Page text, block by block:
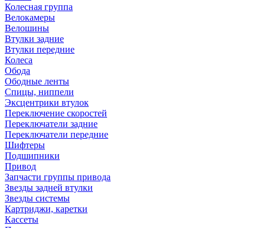
Колесная группа
Велокамеры
Велошины
Втулки задние
Втулки передние
Колеса
Обода
Ободные ленты
Спицы, ниппели
Эксцентрики втулок
Переключение скоростей
Переключатели задние
Переключатели передние
Шифтеры
Подшипники
Привод
Запчасти группы привода
Звезды задней втулки
Звезды системы
Картриджи, каретки
Кассеты